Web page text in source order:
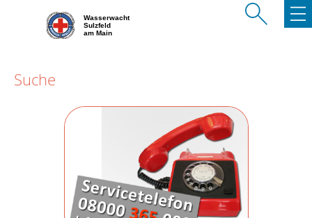
Wasserwacht
Sulzfeld
am Main
Suche